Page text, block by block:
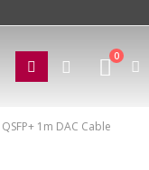
0
1m DAC Cable